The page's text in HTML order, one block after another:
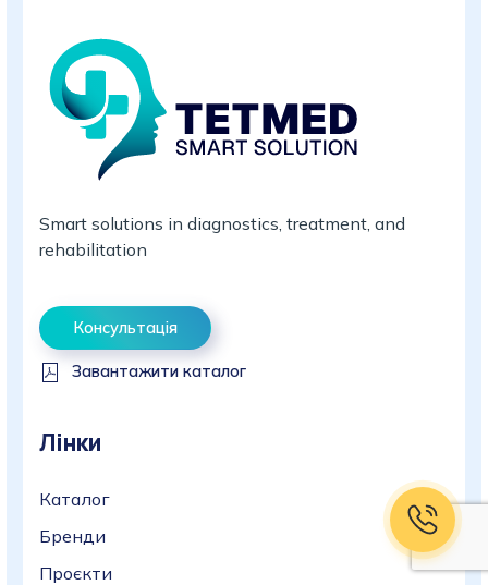
Smart solutions in diagnostics, treatment, and
rehabilitation
Консультація
Завантажити каталог
Лінки
Каталог
Бренди
Проєкти